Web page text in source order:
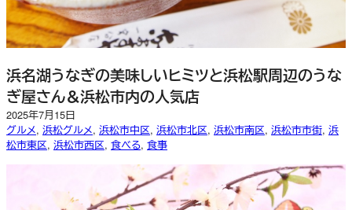
浜名湖うなぎの美味しいヒミツと浜松駅周辺のうな
ぎ屋さん＆浜松市内の人気店
2025年7月15日
グルメ, 浜松グルメ, 浜松市中区, 浜松市北区, 浜松市南区, 浜松市市街, 浜
松市東区, 浜松市西区, 食べる, 食事